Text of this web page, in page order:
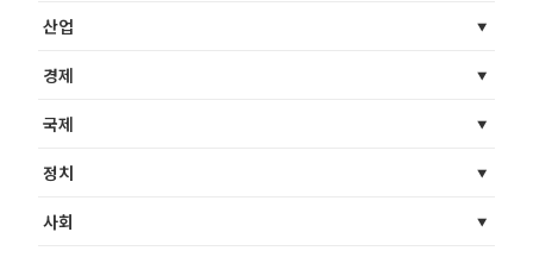
산업
경제
국제
정치
사회